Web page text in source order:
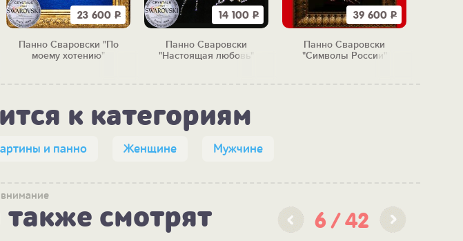
23 600 Р
Панно Сваровски "По
моему хотению"
14 100 Р
Панно Сваровски
"Настоящая любовь"
39 600 Р
Панно Сваровски
"Символы России"
к категориям
и панно Женщине Мужчине
смотрят 6 42